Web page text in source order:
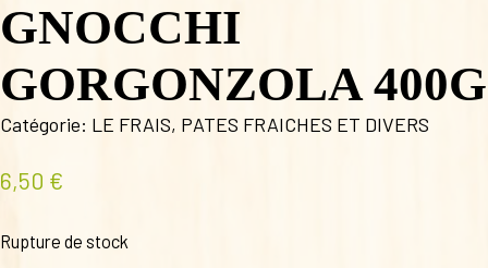
GNOCCHI
GORGONZOLA 400G
Catégorie: LE FRAIS, PATES FRAICHES ET DIVERS
6,50 €
Rupture de stock